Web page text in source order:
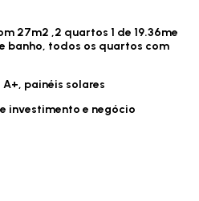
27m2 ,2 quartos 1 de 19.36me
banho, todos os quartos com
painéis solares
investimento e negócio